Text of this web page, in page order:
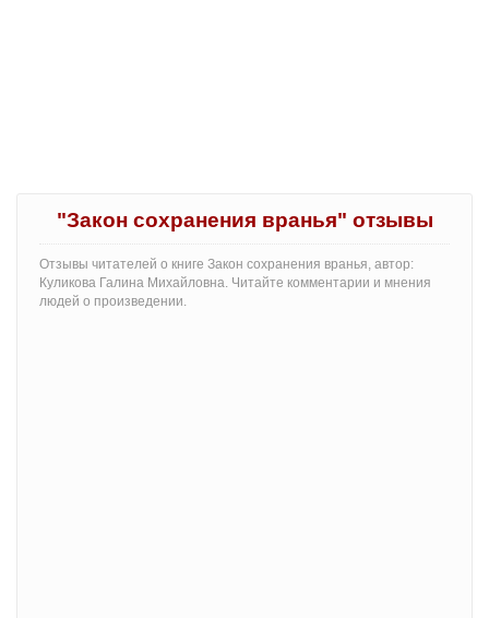
"Закон сохранения вранья" отзывы
Отзывы читателей о книге Закон сохранения вранья, автор:
Куликова Галина Михайловна. Читайте комментарии и мнения
людей о произведении.